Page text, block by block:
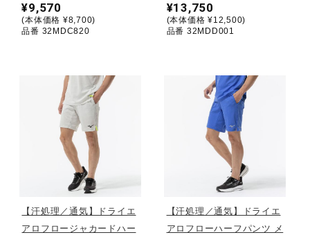
サポーター
健康／エクササイズ
ジュニア／キッズ
メディカル
コラボ／ライセンス
¥9,570
(本体価格 ¥8,700)
品番 32MDC820
¥13,750
(本体価格 ¥12,500)
品番 32MDD001
【汗処理／通気】ドライエ
アロフロージャカードハー
【汗処理／通気】ドライエ
アロフローハーフパンツ メ